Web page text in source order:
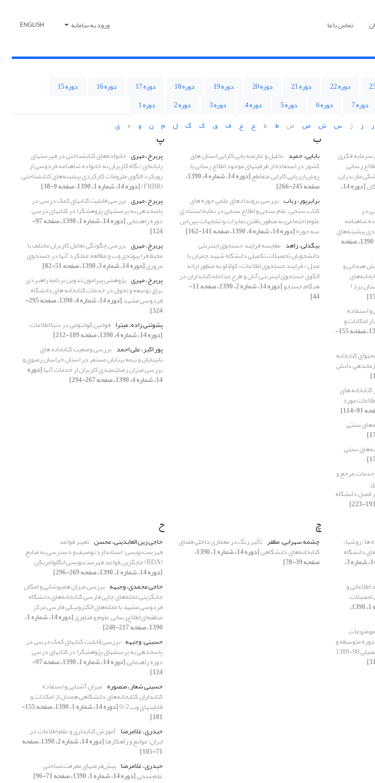
تماس با ما ورود به سامانه ENGLISH
دوره 22 دوره 21 دوره 20 دوره 19 دوره 18 دوره 17 دوره 16
دوره 15
دوره 7 دوره 6 دوره 5 دوره 4 دوره 3 دوره 2
دوره 1
ر ز ژ س ش ص ض ط ظ ع غ ف ق ک گ ل م ن و ه ی
فکری
رسانی
مازندران،
[دوره 14،
در
شاهنامه
پیشینه‌های
[دوره 14، شماره 1، 1390، صفحه
هیجانی و
یزد)
و استفاده
امکانات و
[دوره 14، شماره 1، 1390، صفحه 155-
کتابخانه
دانش
های
مورد
سنتی
سنتی
خدمات مرجع و
فصل دانشگاه
ب
بابایی، حمید تحلیل و عارضه یابی کارایی استان های
کشور در استفاده از ظرفیتهای موجود اطلاع رسانی با
روش ارزیابی کارایی متقاطع [دوره 14، شماره 4، 1390،
صفحه 245-266]
برایرپور، رباب بررسی بروندادهای علمی حوزه های
کتاب سنجی، علم سنجی و اطلاع سنجی در نمایه استنادی
علوم اجتماعی به منظور یافتن تمایزات و تشابهات بین این
سه حوزه[دوره 14، شماره 4، 1390، صفحه 141-162]
بیگدلی، زاهد مقایسه فرایند جستجوی اینترنتی
دانشجویان تحصیلات تکمیلی دانشگاه شهید چمران با
مدل « فرایند جستجوی اطلاعات» کولثاو به منظور ارائه
الگوی جستجوی اینترنتی آنان و طرح مداخله کتابداران در
هنگام جستجو [دوره 14، شماره 2، 1390، صفحه 11-
44]
پ
پریرخ، مهری خانواده‌های کتابشناختی در فهرستهای
رایانه‌ای: نگاه کاربران به خانواده شاهنامه فردوسی از
رویکرد الگوی ملزومات کارکردی پیشینه‌های کتابشناختی
(FRBR)
[دوره 14، شماره 1، 1390، صفحه 9-38]
پریرخ، مهری بررسی قابلیت کتابهای کمک ‏درسی در
پاسخ‏دهی به پرسشهای پژوهش‏‏گرا در کتابهای درسی
دوره راهنمایی [دوره 14، شماره 1، 1390، صفحه 97-
124]
پریرخ، مهری بررسی چگونگی تعامل کاربران مختلف با
محیط فرا پیوندی وب و مطالعه عملکرد آنها در جستجوی
مروری[دوره 14، شماره 3، 1390، صفحه 51-82]
پریرخ، مهری پژوهشی پیرامون تدوین برنامه راهبردی
برای توسعه و تحول در خدمات کتابخانه های دانشگاه
فردوسی مشهد [دوره 14، شماره 4، 1390، صفحه 295-
324]
پشوتنی زاده، میترا قوانین کوانتومی در دنیا اطلاعات
[دوره 14، شماره 4، 1390، صفحه 189-212]
پور اکبر، علی احمد بررسی وضعیت کتابخانه های
نابینایان و نیمه بینایان مستقر در استان خراسان رضوی و
بررسی میزان رضایتمندی کاربران از خدمات آنها[دوره
14، شماره 4، 1390، صفحه 267-294]
ها، روشها،
دانشگاه
[دوره 14، شماره 3،
و
تحصیلات
[دوره 14، شماره 1، 1390،
موضوعات
دوره متوسطه و
1389
چ
چشمه سهرابی، مظفر تأثیر رنگ در معماری داخلی فضای
کتابخانه‏‌های دانشگاهی [دوره 14، شماره 1، 1390،
صفحه 39-70]
ح
حاجی زین العابدینی، محسن تغییر قواعد
فهرست‌نویسی: استاندارد توصیف و دسترسی به منابع
(RDA) جایگزین قواعد فهرست‌نویسی انگلوامریکن
[دوره 14، شماره 1، 1390، صفحه 269-296]
حاجی محمدی، وجیهه بررسی میزان همپوشانی و امکان
جایگزینی مجله‌های چاپی فارسی کتابخانه‌های دانشگاه
فردوسی مشهد با مجله‌های الکترونیکی فارسی مرکز
منطقه‌ای اطلاع‌رسانی علوم و فناوری [دوره 14، شماره 1،
1390، صفحه 217-240]
حسینی، وجیهه بررسی قابلیت کتابهای کمک ‏درسی در
پاسخ‏دهی به پرسشهای پژوهش‏‏گرا در کتابهای درسی
دوره راهنمایی [دوره 14، شماره 1، 1390، صفحه 97-
124]
حسینی شعار، منصوره میزان آشنایی و استفاده
کتابداران کتابخانه‌های دانشگاهی همدان از امکانات و
قابلیتهای وب 0/2 [دوره 14، شماره 1، 1390، صفحه 155-
181]
حیدری، غلامرضا آموزش کتابداری و علم اطلاعات در
ایران: موانع و راهکارها [دوره 14، شماره 2، 1390، صفحه
71-105]
حیدری، غلامرضا پیش‌فرضهای معرفت‌شناختی
علم‌سنجی[دوره 14، شماره 1، 1390، صفحه 71-96]